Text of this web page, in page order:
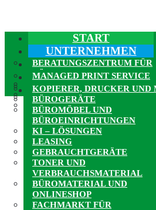
START
UNTERNEHMEN
BERATUNGSZENTRUM FÜR
BÜROTECHNIK
REFERENZEN
BLOG
UNSER NETZWERK
SUPPORT
MANAGED PRINT SERVICE
KUNDENDIENST UND
TONER BESTELLEN UND
STÖRUNGSMELDUNG
PRODUKTE
KOPIERER, DRUCKER UND
BÜROGERÄTE
BÜROMÖBEL UND
BÜROEINRICHTUNGEN
KI – LÖSUNGEN
LEASING
GEBRAUCHTGERÄTE
TONER UND
VERBRAUCHSMATERIAL
BÜROMATERIAL UND
ONLINESHOP
FACHMARKT FÜR
KONTAKT